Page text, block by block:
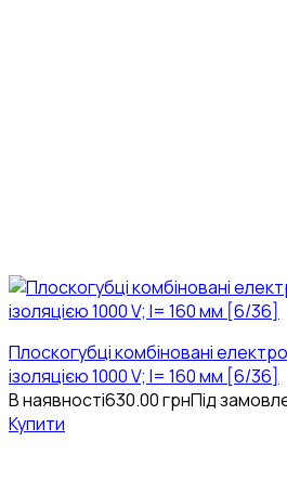
Плоскогубці комбіновані
ізоляцією 1000 V; l= 160 мм [6/36]
В наявності630.00грнПід
Купити